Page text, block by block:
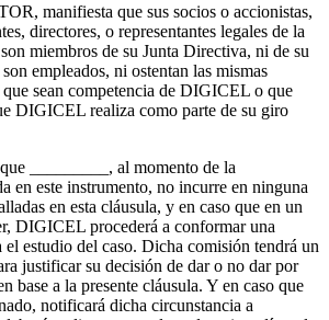
manifiesta que sus socios o accionistas,
directores, o representantes legales de la
miembros de su Junta Directiva, ni de su
empleados, ni ostentan las mismas
que sean competencia de DIGICEL o que
DIGICEL realiza como parte de su giro
_________, al momento de la
en este instrumento, no incurre en ninguna
en esta cláusula, y en caso que en un
DIGICEL procederá a conformar una
el estudio del caso. Dicha comisión tendrá un
justificar su decisión de dar o no dar por
base a la presente cláusula. Y en caso que
notificará dicha circunstancia a